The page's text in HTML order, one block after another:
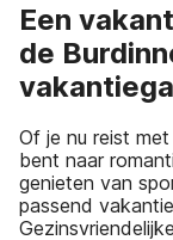
Een
de
Of je nu reist
bent naar
genieten van
passend